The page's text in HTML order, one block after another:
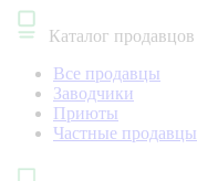
Каталог продавцов
Все продавцы
Заводчики
Приюты
Частные продавцы